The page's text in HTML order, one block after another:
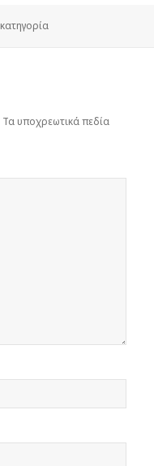
Τα υποχρεωτικά πεδία